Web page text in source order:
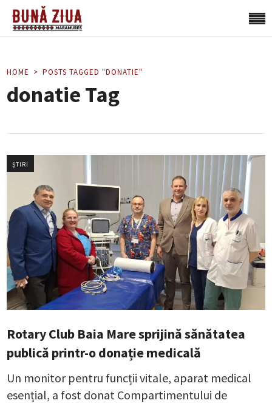
HOME POSTS TAGGED "DONATIE"
donatie Tag
ȘTIRI
Rotary Club Baia Mare sprijină sănătatea
publică printr-o donație medicală
Un monitor pentru funcții vitale, aparat medical
esențial, a fost donat Compartimentului de